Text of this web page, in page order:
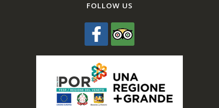
FOLLOW US